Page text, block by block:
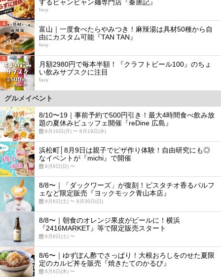
するビャンビャン麺専門店『秦唐記』
favy
4
富山｜一度食べたらやみつき！麻辣湯は具材50種から自
由にカスタム可能『TAN TAN』
favy
5
月額2980円で毎本半額！『クラフトビール100』のちょ
い飲みサブスクに注目
favy
グルメイベント
8/10〜19｜事前予約で500円引き！最大4時間食べ飲み放
題の夏休みビュッフェ開催『reDine 広島』
8月10日(月) 〜 8月19日(水)
浜松町│8月9日は親子でピザ作り体験！自由研究にも◎
なイベントが『michi』で開催
8月9日(日) 〜
8/8〜｜「ダックワーズ」が復刻！ピスタチオ香るパルフ
ェなど限定販売『ヨックモック青山本店』
8月8日(土) 〜 8月30日(日)
8/8〜｜朝食のオレンジ果皮がビールに！横浜
『2416MARKET』等で限定販売スタート
8月8日(土) 〜
8/6〜｜ゆずぽん酢でさっぱり！大根おろしをのせた夏限
定のカルビ丼を販売『焼きたてのかるび』
8月6日(木) 〜